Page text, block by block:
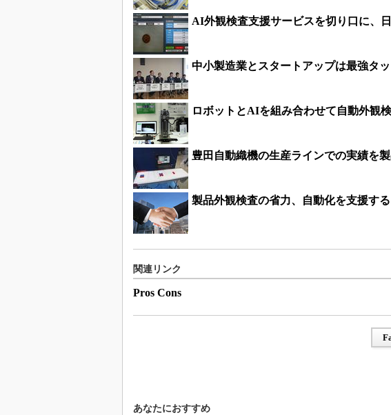
AI外観検査支援サービスを切り口に、
中小製造業とスタートアップは最強タ
ロボットとAIを組み合わせて自動外観
豊田自動織機の生産ラインでの実績を
製品外観検査の省力、自動化を支援す
関連リンク
Pros Cons
あなたにおすすめ